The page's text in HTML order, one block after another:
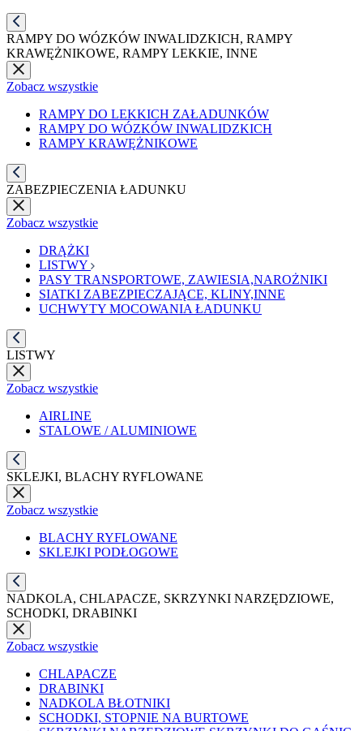
RAMPY DO WÓZKÓW INWALIDZKICH, RAMPY
KRAWĘŻNIKOWE, RAMPY LEKKIE, INNE
Zobacz wszystkie
RAMPY DO LEKKICH ZAŁADUNKÓW
RAMPY DO WÓZKÓW INWALIDZKICH
RAMPY KRAWĘŻNIKOWE
ZABEZPIECZENIA ŁADUNKU
Zobacz wszystkie
DRĄŻKI
LISTWY
PASY TRANSPORTOWE, ZAWIESIA,NAROŻNIKI
SIATKI ZABEZPIECZAJĄCE, KLINY,INNE
UCHWYTY MOCOWANIA ŁADUNKU
LISTWY
Zobacz wszystkie
AIRLINE
STALOWE / ALUMINIOWE
SKLEJKI, BLACHY RYFLOWANE
Zobacz wszystkie
BLACHY RYFLOWANE
SKLEJKI PODŁOGOWE
NADKOLA, CHLAPACZE, SKRZYNKI NARZĘDZIOWE,
SCHODKI, DRABINKI
Zobacz wszystkie
CHLAPACZE
DRABINKI
NADKOLA BŁOTNIKI
SCHODKI, STOPNIE NA BURTOWE